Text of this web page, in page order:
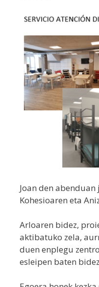
Joan den
Kohesioaren eta
Arloaren bidez,
aktibatuko zela,
duen enplegu
esleipen baten